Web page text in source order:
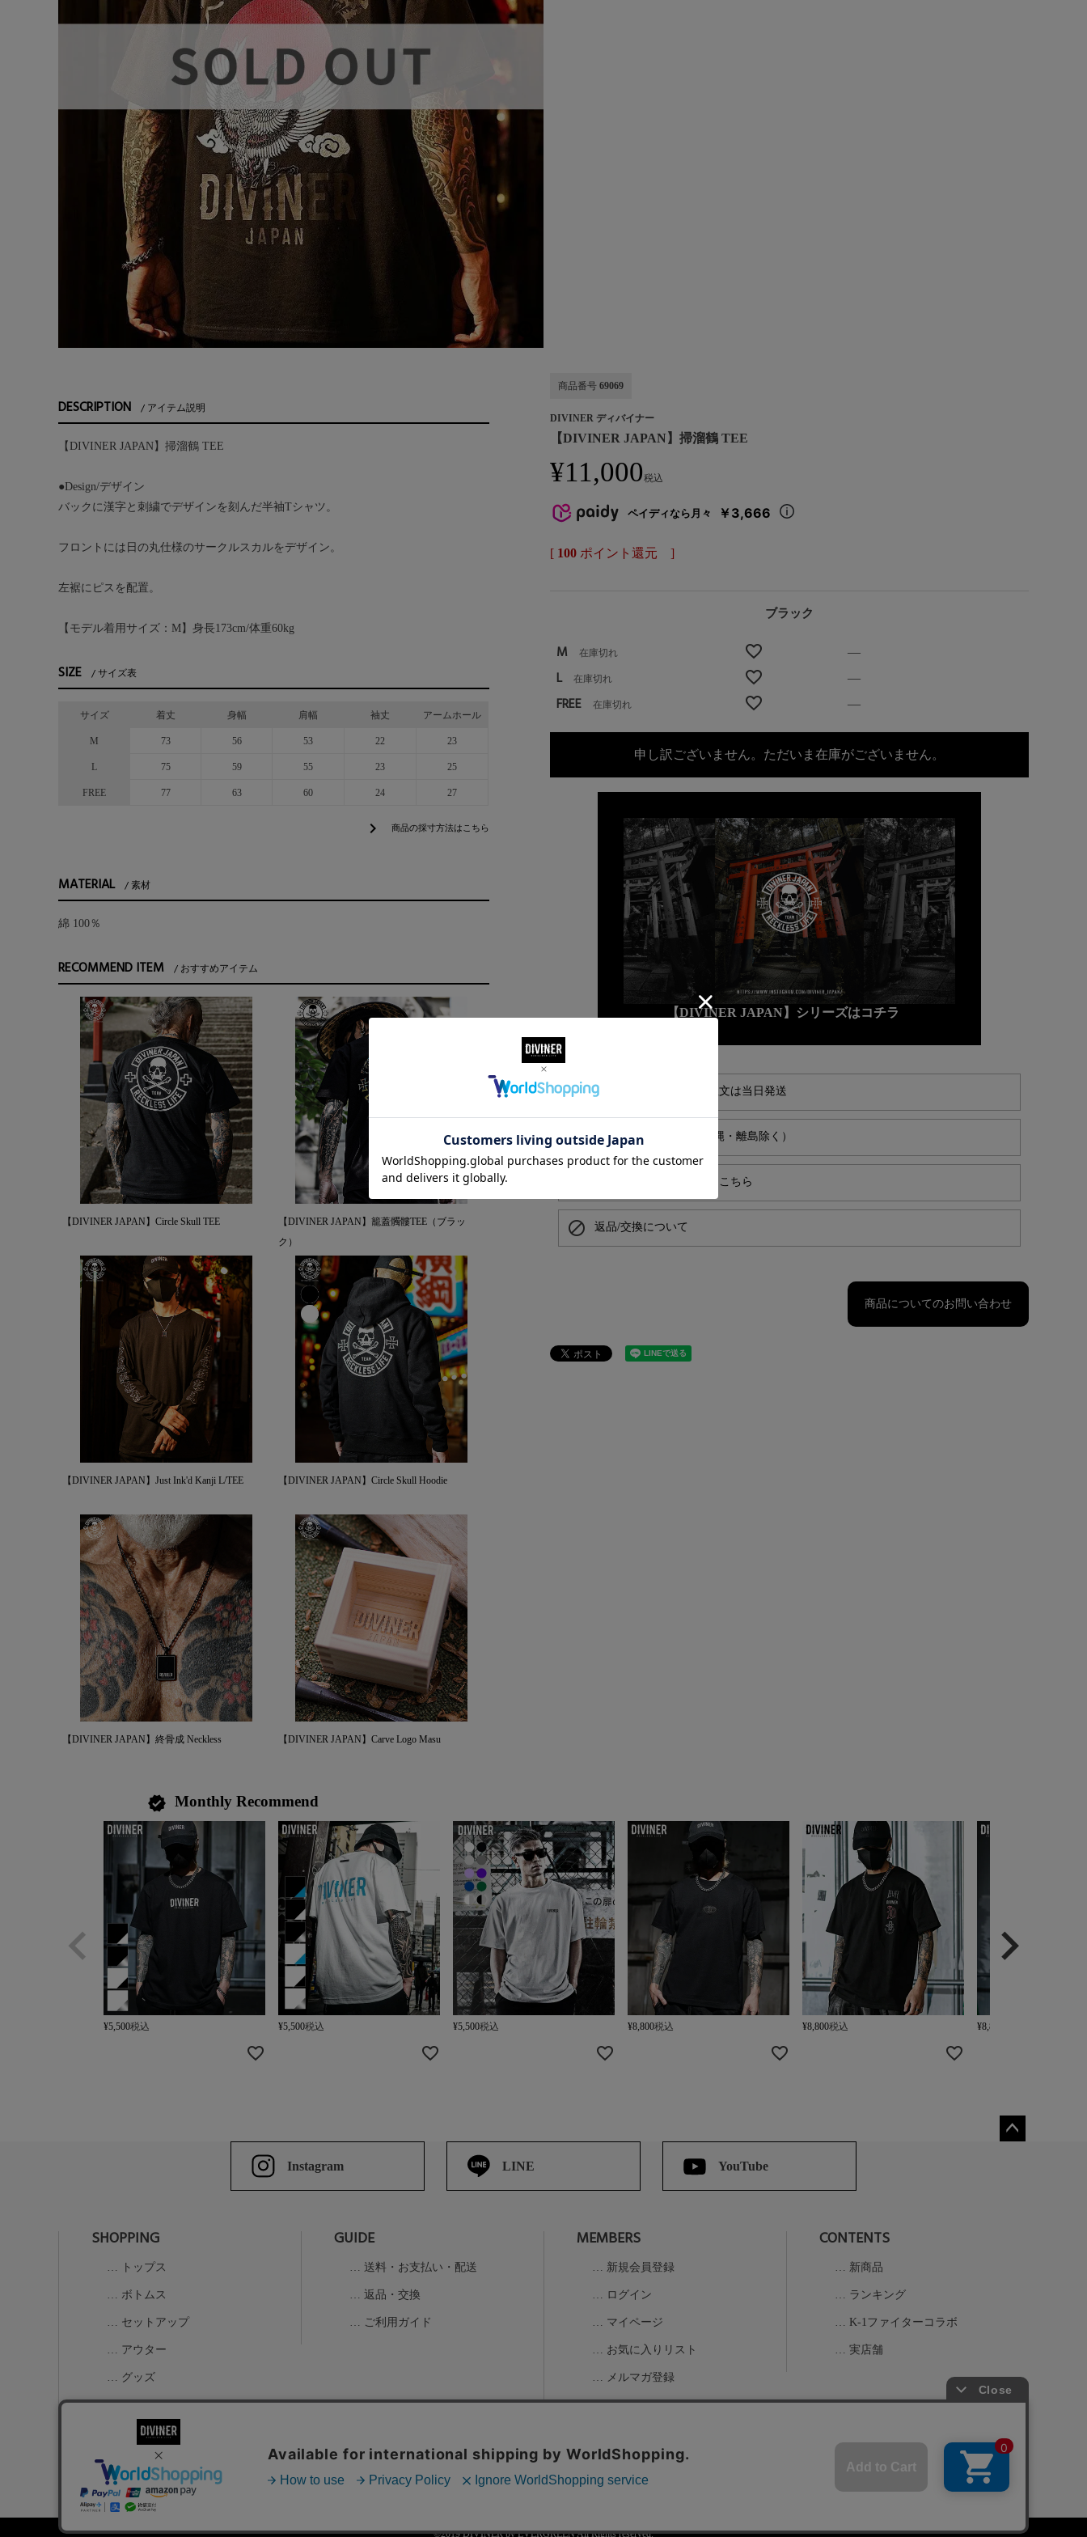
DESCRIPTION アイテム説明
【DIVINER JAPAN】掃溜鶴 TEE
●Design/デザイン
バックに漢字と刺繍でデザインを刻んだ半袖Tシャツ。
フロントには日の丸仕様のサークルスカルをデザイン。
左裾にピスを配置。
【モデル着用サイズ：M】身長173cm/体重60kg
SIZE サイズ表
サイズ 着丈 身幅 肩幅 袖丈 アームホール
M 73 56 53 22 23
L 75 59 55 23 25
FREE 77 63 60 24 27
chevron_right 商品の採寸方法はこちら
MATERIAL 素材
綿 100％
RECOMMEND ITEM おすすめアイテム
【DIVINER JAPAN】Circle Skull TEE
【DIVINER JAPAN】籠蓋髑髏TEE（ブラッ
ク）
【DIVINER JAPAN】Just Ink'd Kanji L/TEE 【DIVINER JAPAN】Circle Skull Hoodie
【DIVINER JAPAN】終骨成 Neckless 【DIVINER JAPAN】Carve Logo Masu
商品番号 69069
DIVINER ディバイナー
【DIVINER JAPAN】掃溜鶴 TEE
¥11,000税込
ペイディなら月々 ￥3,666
[ 100 ポイント還元 ]
ブラック
M 在庫切れ —
L 在庫切れ —
FREE 在庫切れ —
申し訳ございません。ただいま在庫がございません。
【DIVINER JAPAN】シリーズはコチラ
alarm 平日お昼13時までのご注文は当日発送
local_shipping 送料550円でお届け（沖縄・離島除く）
プレゼントラッピングはこちら
block 返品/交換について
商品についてのお問い合わせ
verified Monthly Recommend
¥5,500税込 ¥5,500税込 ¥5,500税込 ¥8,800税込 ¥8,800税込 ¥8,800
Instagram LINE YouTube
SHOPPING
トップス
ボトムス
セットアップ
アウター
グッズ
K-1コラボアイテム
ALL
GUIDE
送料・お支払い・配送
返品・交換
ご利用ガイド
MEMBERS
新規会員登録
ログイン
マイページ
お気に入りリスト
メルマガ登録
CONTENTS
新商品
ランキング
K-1ファイターコラボ
実店舗
お問い合わせ 特定商取引法に基づく表示
©2019 DIVINER by EVERGREEN All Rights reserved.